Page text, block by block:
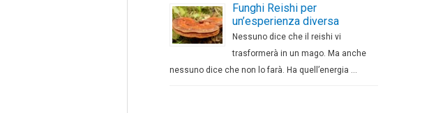
Funghi Reishi per
un’esperienza diversa
Nessuno dice che il reishi vi
trasformerà in un mago. Ma anche
nessuno dice che non lo farà. Ha quell’energia …